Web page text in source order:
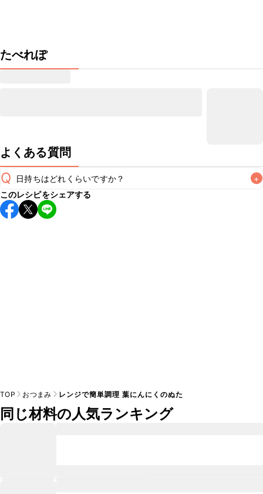
たべれぽ
よくある質問
Q 日持ちはどれくらいですか？ +
保存期間は冷蔵で翌日中が目安です。なるべくお早めにお召
し上がりください。
このレシピをシェアする
TOP おつまみ レンジで簡単調理 葉にんにくのぬた
同じ材料の人気ランキング